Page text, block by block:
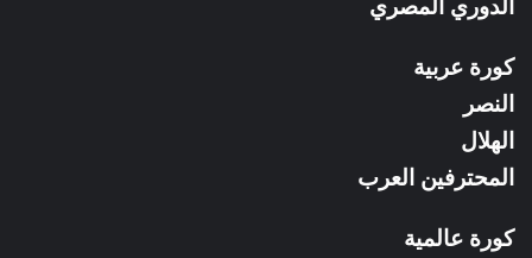
الدوري المصري
كورة عربية
النصر
الهلال
المحترفين العرب
كورة عالمية